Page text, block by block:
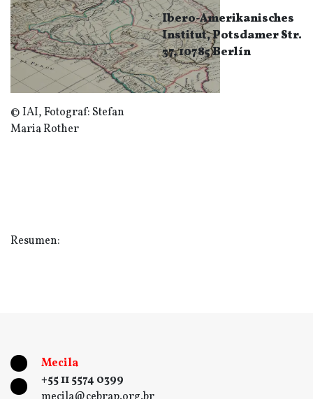
© IAI, Fotograf: Stefan
Maria Rother
Resumen:
Ibero-Amerikanisches
Institut, Potsdamer Str.
37, 10785 Berlín
Mecila
+55 11 5574 0399